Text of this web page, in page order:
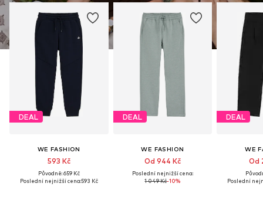
DEAL
WE FASHION
593 Kč
Původně: 659 Kč
Poslední nejnižší cena:593 Kč
DEAL
WE FASHION
Od 944 Kč
Poslední nejnižší cena:
1 049 Kč-10%
DEAL
WE
Od
Poslední